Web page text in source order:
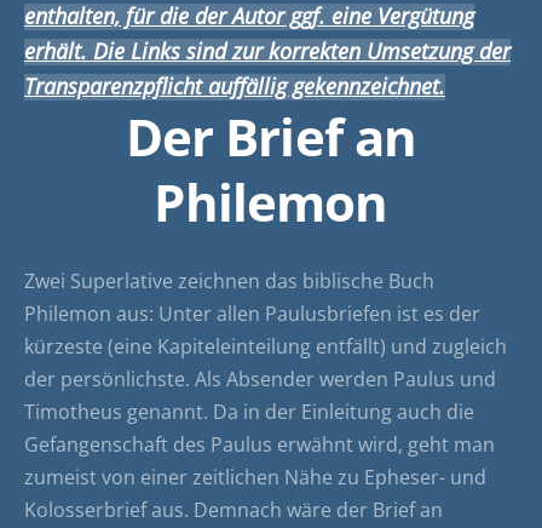
enthalten, für die der Autor ggf. eine Vergütung
erhält. Die Links sind zur korrekten Umsetzung der
Transparenzpflicht auffällig gekennzeichnet.
Der Brief an
Philemon
Zwei Superlative zeichnen das biblische Buch
Philemon aus: Unter allen Paulusbriefen ist es der
kürzeste (eine Kapiteleinteilung entfällt) und zugleich
der persönlichste. Als Absender werden Paulus und
Timotheus genannt. Da in der Einleitung auch die
Gefangenschaft des Paulus erwähnt wird, geht man
zumeist von einer zeitlichen Nähe zu Epheser- und
Kolosserbrief aus. Demnach wäre der Brief an